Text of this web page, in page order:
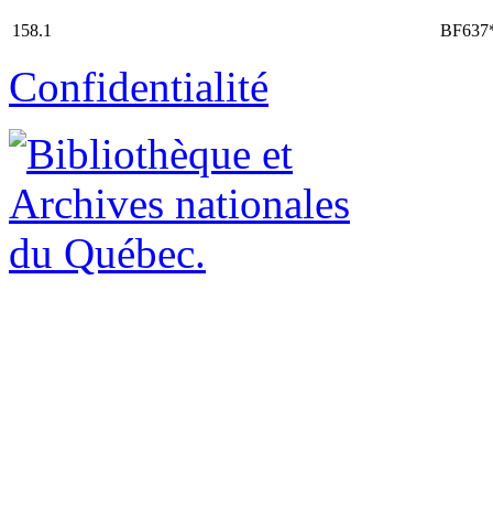
158.1
Confidentialité